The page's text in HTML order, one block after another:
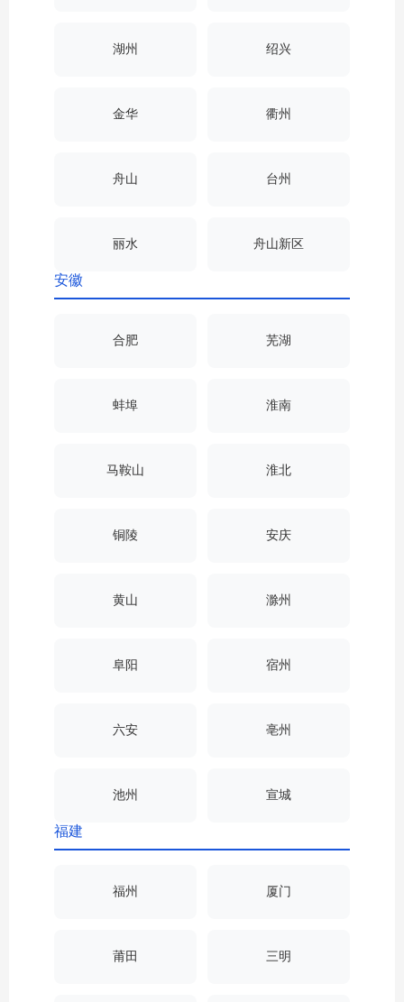
湖州 绍兴
金华 衢州
舟山 台州
丽水 舟山新区
安徽
合肥 芜湖
蚌埠 淮南
马鞍山 淮北
铜陵 安庆
黄山 滁州
阜阳 宿州
六安 亳州
池州 宣城
福建
福州 厦门
莆田 三明